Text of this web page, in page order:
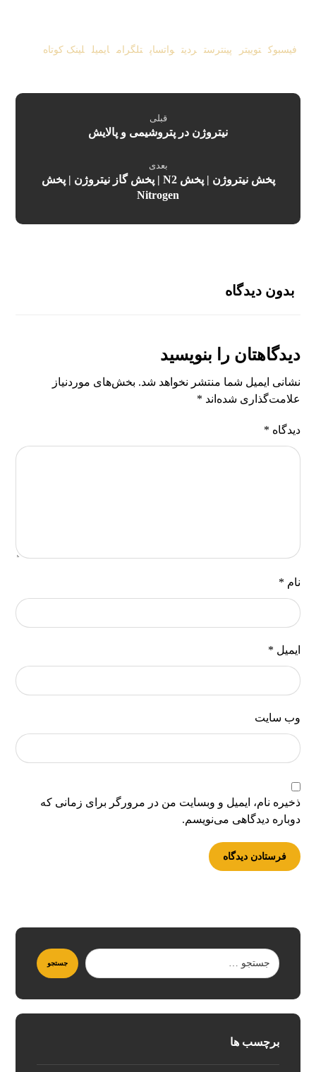
فیسبوک توییتر پینترست ردیت واتساپ تلگرام ایمیل لینک کوتاه
قبلی
نیتروژن در پتروشیمی و پالایش
بعدی
پخش نیتروژن | پخش N2 | پخش گاز نیتروژن | پخش
Nitrogen
بدون دیدگاه
دیدگاهتان را بنویسید
نشانی ایمیل شما منتشر نخواهد شد. بخش‌های موردنیاز
علامت‌گذاری شده‌اند *
دیدگاه *
نام *
ایمیل *
وب‌ سایت
ذخیره نام، ایمیل و وبسایت من در مرورگر برای زمانی که
دوباره دیدگاهی می‌نویسم.
برچسب ها